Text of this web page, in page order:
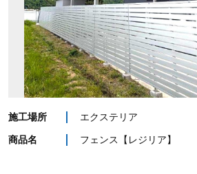
施工場所 エクステリア
商品名 フェンス【レジリア】